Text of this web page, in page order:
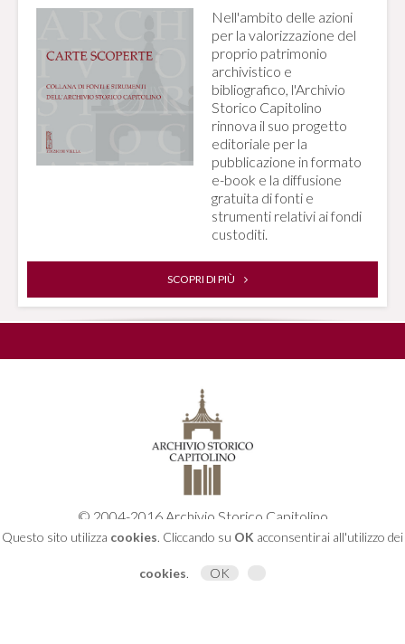
Nell'ambito delle azioni
per la valorizzazione del
proprio patrimonio
archivistico e
bibliografico, l'Archivio
Storico Capitolino
rinnova il suo progetto
editoriale per la
pubblicazione in formato
e-book e la diffusione
gratuita di fonti e
strumenti relativi ai fondi
custoditi.
SCOPRI DI PIÙ
© 2004-2016 Archivio Storico Capitolino
Piazza dell'Orologio, 4 - 00186 Roma
archivio.capitolino@comune.roma.it
Questo sito utilizza cookies. Cliccando su OK acconsentirai all'utilizzo dei
cookies. OK